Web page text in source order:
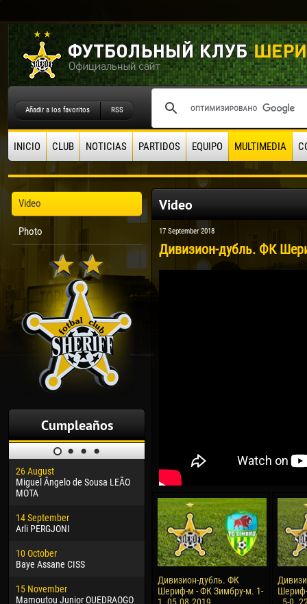
Añadir a los favoritos RSS
INICIO CLUB NOTICIAS PARTIDOS EQUIPO MULTIMEDIA
Video
Photo
Cumpleaños
26 August
Miguel Ângelo de Sousa LEÃO
MOTA
14 September
Arli PERGJONI
10 October
Baye Assane CISS
15 November
Mamoutou Junior OUEDRAOGO
30 January
Dhoraso Moreo KLAS
24 February
Vladislav COSTIN
02 March
Veaceslav COZMA
09 March
Emmanuel AFETSE
04
13
15
24
Video
17 September 2018
Дивизион-дубль. ФК
Дивизион-дубль. ФК
Шериф-м - ФК Зимбру-м. 1-